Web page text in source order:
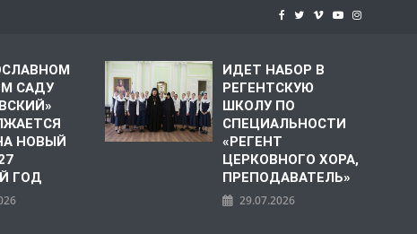
САДУ
НОВЫЙ
ГОД
ИДЕТ НАБОР В
РЕГЕНТСКУЮ
ШКОЛУ ПО
СПЕЦИАЛЬНОСТИ
«РЕГЕНТ
ЦЕРКОВНОГО ХОРА,
ПРЕПОДАВАТЕЛЬ»
29.07.2026